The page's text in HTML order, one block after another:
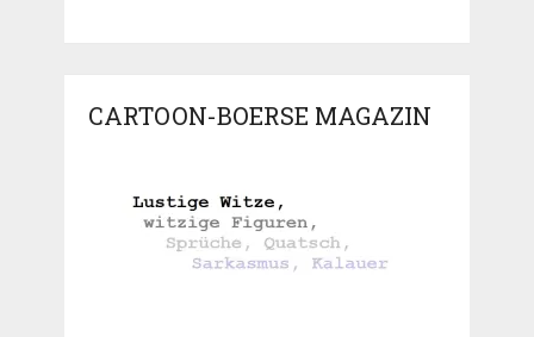
CARTOON-BOERSE MAGAZIN